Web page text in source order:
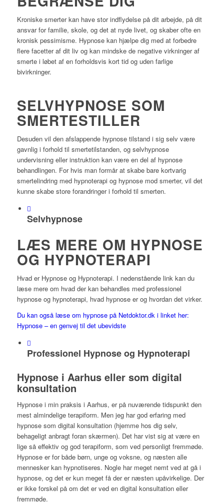
Kroniske smerter kan have stor indflydelse på dit arbejde, på dit
ansvar for familie, skole, og det at nyde livet, og skaber ofte en
kronisk pessimisme. Hypnose kan hjælpe dig med at forbedre
flere facetter af dit liv og kan mindske de negative virkninger af
smerte i løbet af en forholdsvis kort tid og uden farlige
bivirkninger.
SELVHYPNOSE SOM
SMERTESTILLER
Desuden vil den afslappende hypnose tilstand i sig selv være
gavnlig i forhold til smertetilstanden, og selvhypnose
undervisning eller instruktion kan være en del af hypnose
behandlingen. For hvis man formår at skabe bare kortvarig
smertelindring med hypnoterapi og hypnose mod smerter, vil det
kunne skabe store forandringer i forhold til smerten.
Selvhypnose
LÆS MERE OM HYPNOSE
OG HYPNOTERAPI
Hvad er Hypnose og Hypnoterapi. I nedenstående link kan du
læse mere om hvad der kan behandles med professionel
hypnose og hypnoterapi, hvad hypnose er og hvordan det virker.
Du kan også læse om hypnose på Netdoktor.dk i linket her:
Hypnose – en genvej til det ubevidste
Professionel Hypnose og Hypnoterapi
Hypnose i Aarhus eller som digital
konsultation
Hypnose i min praksis i Aarhus, er på nuværende tidspunkt den
mest almindelige terapiform. Men jeg har god erfaring med
hypnose som digital konsultation (hjemme hos dig selv,
behageligt anbragt foran skærmen). Det har vist sig at være en
lige så effektiv og god terapiform, som ved personligt fremmøde.
Hypnose er for både børn, unge og voksne, og næsten alle
mennesker kan hypnotiseres. Nogle har meget nemt ved at gå i
hypnose, og det er kun meget få der er næsten upåvirkelige. Der
er ikke forskel på om det er ved en digital konsultation eller
fremmøde.